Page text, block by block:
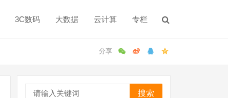
3C数码 大数据 云计算 专栏
搜索